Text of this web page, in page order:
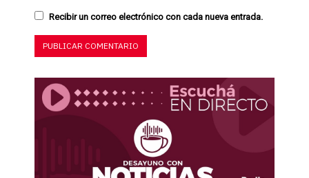
Recibir un correo electrónico con cada nueva entrada.